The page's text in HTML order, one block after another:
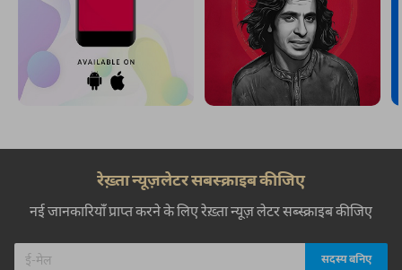
रेख़्ता न्यूज़लेटर सबस्क्राइब कीजिए
नई जानकारियाँ प्राप्त करने के लिए रेख़्ता न्यूज़ लेटर सब्स्क्राइब कीजिए